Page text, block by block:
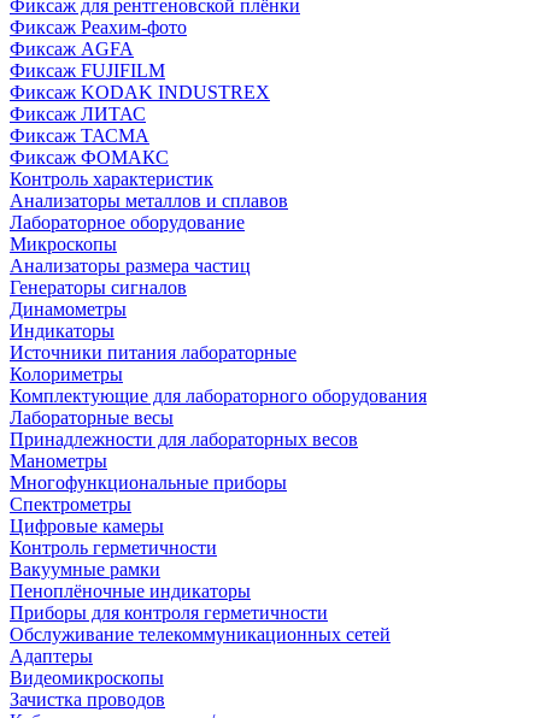
Фиксаж для рентгеновской плёнки
Фиксаж Реахим-фото
Фиксаж AGFA
Фиксаж FUJIFILM
Фиксаж KODAK INDUSTREX
Фиксаж ЛИТАС
Фиксаж ТАСМА
Фиксаж ФОМАКС
Контроль характеристик
Анализаторы металлов и сплавов
Лабораторное оборудование
Микроскопы
Анализаторы размера частиц
Генераторы сигналов
Динамометры
Индикаторы
Источники питания лабораторные
Колориметры
Комплектующие для лабораторного оборудования
Лабораторные весы
Принадлежности для лабораторных весов
Манометры
Многофункциональные приборы
Спектрометры
Цифровые камеры
Контроль герметичности
Вакуумные рамки
Пеноплёночные индикаторы
Приборы для контроля герметичности
Обслуживание телекоммуникационных сетей
Адаптеры
Видеомикроскопы
Зачистка проводов